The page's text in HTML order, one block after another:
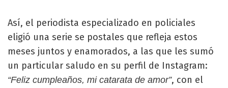
Así, el periodista especializado en policiales
eligió una serie se postales que refleja estos
meses juntos y enamorados, a las que les sumó
un particular saludo en su perfil de Instagram:
“Feliz cumpleaños, mi catarata de amor”, con el